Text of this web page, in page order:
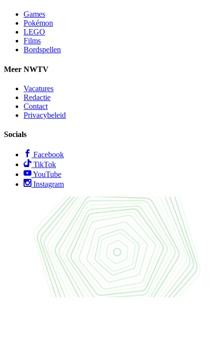
Games
Pokémon
LEGO
Films
Bordspellen
Meer NWTV
Vacatures
Redactie
Contact
Privacybeleid
Socials
Facebook
TikTok
YouTube
Instagram